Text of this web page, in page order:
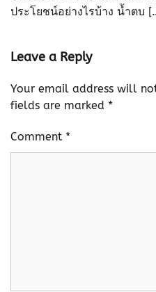
ประโยชน์อย่างไรบ้าง น้ำตบ
Leave a Reply
Your email address will
fields are marked *
Comment *